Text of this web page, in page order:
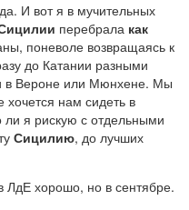
И вот я в мучительных
перебрала как
поневоле возвращаясь к
до Катании разными
в Вероне или Мюнхене. Мы
хочется нам сидеть в
ли я рискую с отдельными
Сицилию, до лучших
ЛдЕ хорошо, но в сентябре.